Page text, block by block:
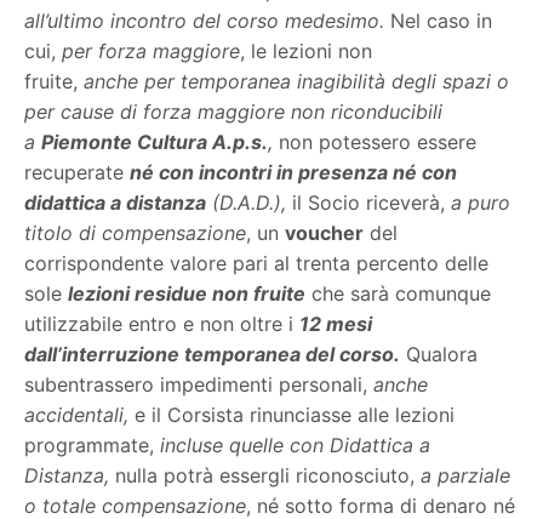
all’ultimo incontro del corso medesimo. Nel caso in
cui,per forza maggiore, le lezioni non
fruite,anche per temporanea inagibilità degli spazi o
per cause di forza maggiore non riconducibili
aPiemonte Cultura A.p.s., non potessero essere
recuperatené con incontri in presenza né con
didattica a distanza (D.A.D.), il Socio riceverà, a puro
titolo di compensazione, unvoucher del
corrispondente valore pari al trenta percento delle
solelezioni residue non fruite che sarà comunque
utilizzabile entro e non oltre i 12 mesi
dall’interruzione temporanea del corso. Qualora
subentrassero impedimenti personali, anche
accidentali, e il Corsista rinunciasse alle lezioni
programmate, incluse quelle con Didattica a
Distanza, nulla potrà essergli riconosciuto,a parziale
o totale compensazione, né sotto forma di denaro né